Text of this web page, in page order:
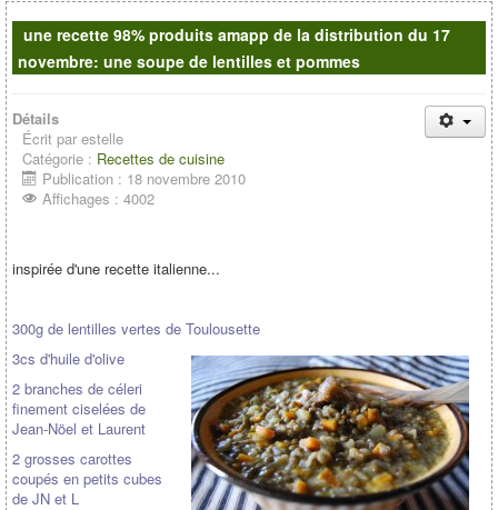
Contacts
une recette 98% produits amapp de la distribution du 17
novembre: une soupe de lentilles et pommes
Détails
Écrit par estelle
Catégorie : Recettes de cuisine
Publication : 18 novembre 2010
Affichages : 4002
inspirée d'une recette italienne...
300g de lentilles vertes de Toulousette
3cs d'huile d'olive
2 branches de céleri
finement ciselées de
Jean-Nöel et Laurent
2 grosses carottes
coupés en petits cubes
de JN et L